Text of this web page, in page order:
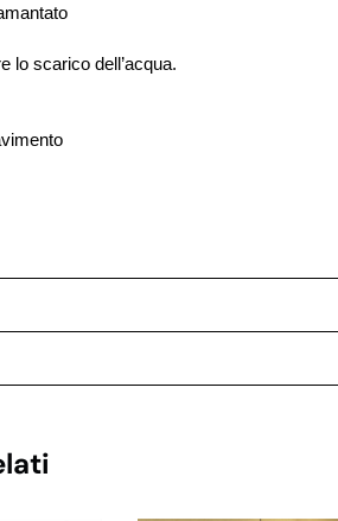
lo scarico dell’acqua.